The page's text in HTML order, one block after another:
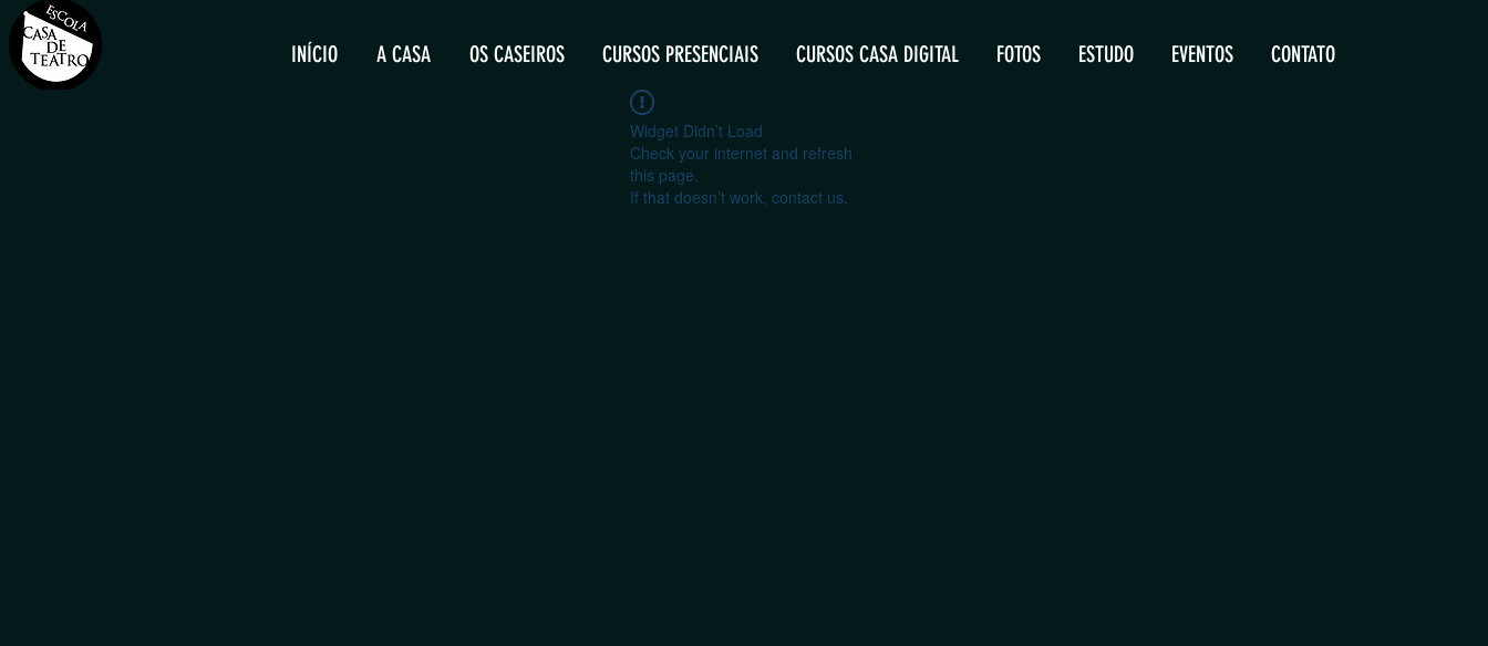
INÍCIO A CASA OS CASEIROS CURSOS PRESENCIAIS CURSOS CASA DIGITAL FOTOS ESTUDO EVENTOS CONTATO
Widget Didn’t Load
Check your internet and refresh
this page.
If that doesn’t work, contact us.